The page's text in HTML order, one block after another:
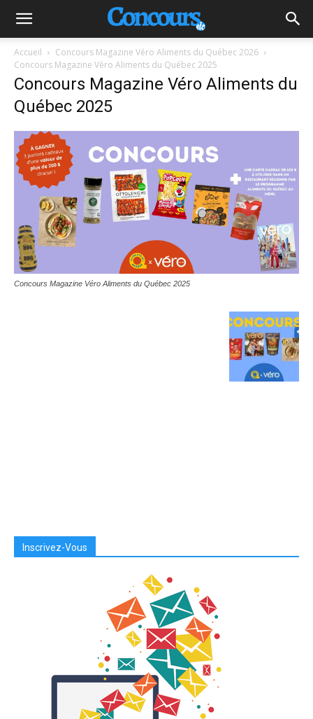
Accueil
Concours Magazine Véro Aliments du Québec 2026
Concours Magazine Véro Aliments du Québec 2025
Concours Magazine Véro Aliments du
Québec 2025
Concours Magazine Véro Aliments du Québec 2025
Inscrivez-Vous